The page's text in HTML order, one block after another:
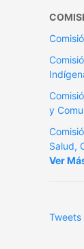
y
Salud,
Ver
Tweets